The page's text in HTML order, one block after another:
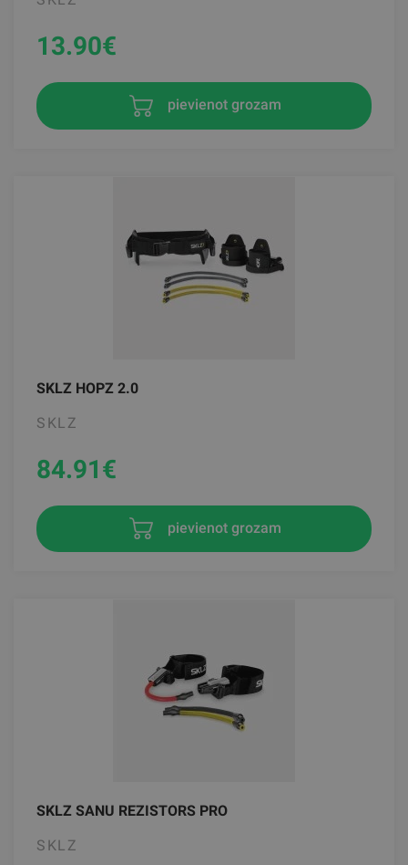
13.90€
pievienot grozam
SKLZ HOPZ 2.0
SKLZ
84.91€
pievienot grozam
SKLZ SANU REZISTORS PRO
SKLZ